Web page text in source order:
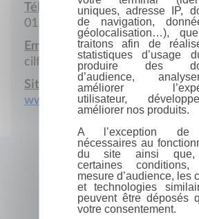
Téléphone :
01.48.78.73.95
Email :
cilf75@gmail.com
Site Internet :
www.cilf.fr
uniques, adresse IP,
de navigation,
géolocalisation…),
traitons afin de
statistiques d’usage
produire des
d’audience,
améliorer
utilisateur,
améliorer nos produits.
A l’exception de
nécessaires au
du site ainsi que,
certaines
mesure d’audience, les
et technologies
peuvent être déposés
votre consentement.